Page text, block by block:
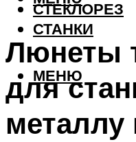
СТЕКЛОРЕЗ
СТАНКИ
МЕНЮ
Люнеты
для
металлу